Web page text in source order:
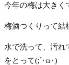
今年の梅は大きく
梅酒つくりって結
水で洗って、汚れ
をとって(;´･ω･)